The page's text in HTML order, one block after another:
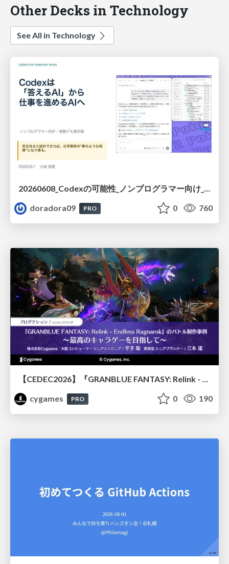
Other Decks in Technology
See All in Technology
doradora09
PRO 0 760
【CEDEC2026】『GRANBLUE FANTASY: Relink - Endless Ragnarok』のバトル制作事例 ～最高のキャラゲーを目指して～
cygames
PRO 0 190